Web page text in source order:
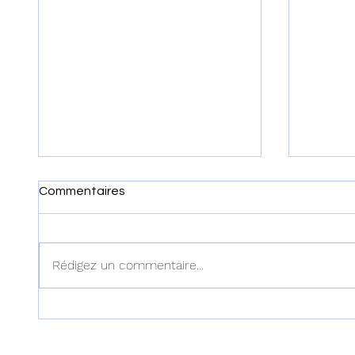
plusieurs blessés dans une
des
Commentaires
Rédigez un commentaire...